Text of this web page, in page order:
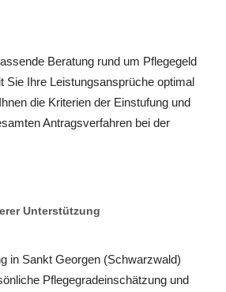
Beratung rund um Pflegegeld
Sie Ihre Leistungsansprüche optimal
die Kriterien der Einstufung und
Antragsverfahren bei der
Unterstützung
in Sankt Georgen (Schwarzwald)
Pflegegradeinschätzung und